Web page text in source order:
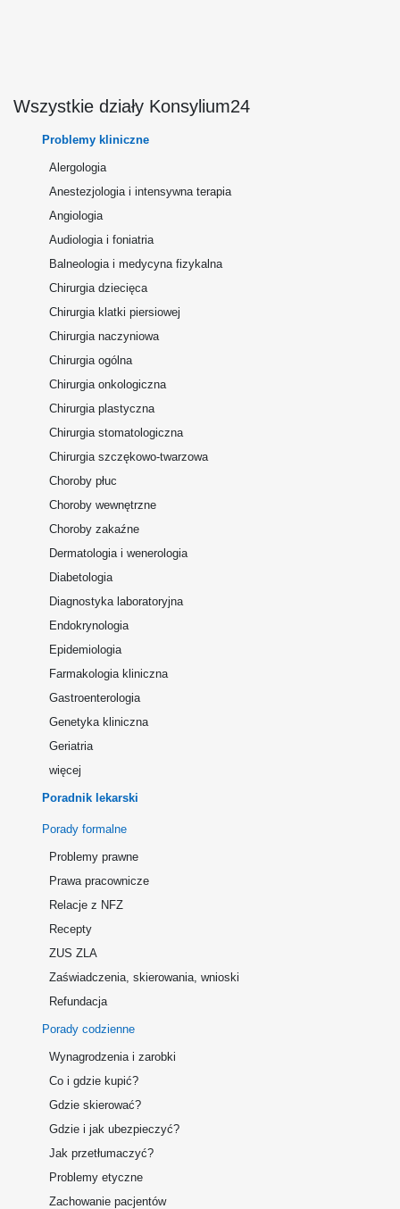
Wszystkie działy Konsylium24
Problemy kliniczne
Alergologia
Anestezjologia i intensywna terapia
Angiologia
Audiologia i foniatria
Balneologia i medycyna fizykalna
Chirurgia dziecięca
Chirurgia klatki piersiowej
Chirurgia naczyniowa
Chirurgia ogólna
Chirurgia onkologiczna
Chirurgia plastyczna
Chirurgia stomatologiczna
Chirurgia szczękowo-twarzowa
Choroby płuc
Choroby wewnętrzne
Choroby zakaźne
Dermatologia i wenerologia
Diabetologia
Diagnostyka laboratoryjna
Endokrynologia
Epidemiologia
Farmakologia kliniczna
Gastroenterologia
Genetyka kliniczna
Geriatria
więcej
Poradnik lekarski
Porady formalne
Problemy prawne
Prawa pracownicze
Relacje z NFZ
Recepty
ZUS ZLA
Zaświadczenia, skierowania, wnioski
Refundacja
Porady codzienne
Wynagrodzenia i zarobki
Co i gdzie kupić?
Gdzie skierować?
Gdzie i jak ubezpieczyć?
Jak przetłumaczyć?
Problemy etyczne
Zachowanie pacjentów